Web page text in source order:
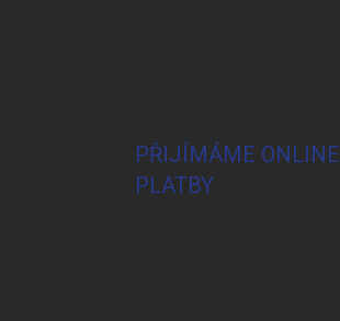
PŘIJÍMÁME ONLINE
PLATBY